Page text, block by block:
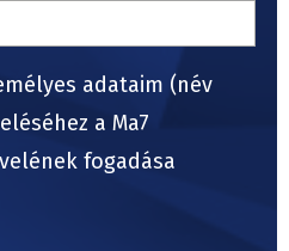
adataim (név
a Ma7
fogadása